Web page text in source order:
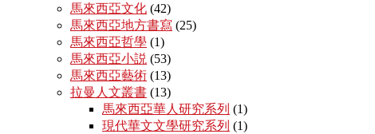
馬來西亞文化 (42)
馬來西亞地方書寫 (25)
馬來西亞哲學 (1)
馬來西亞小説 (53)
馬來西亞藝術 (13)
拉曼人文叢書 (13)
馬來西亞華人研究系列 (1)
現代華文文學研究系列 (1)